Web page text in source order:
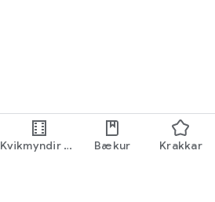
Kvikmyndir og
Bækur Krakkar